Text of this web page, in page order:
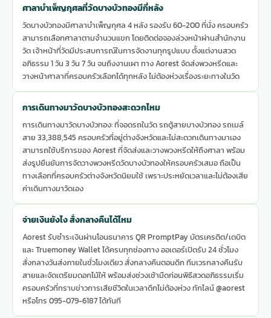
ศาลาบำเพ็ญกุศลที่วัดบางบัวทองมีกี่หลัง
วัดบางบัวทองมีศาลาบำเพ็ญกุศล 4 หลัง รองรับ 60-200 ที่นั่ง ครอบครัว
สามารถเลือกศาลาตามจำนวนแขก โดยติดต่อจองล่วงหน้าผ่านสำนักงาน
วัด เจ้าหน้าที่วัดมีประสบการณ์ในการจัดงานทุกรูปแบบ ตั้งแต่งานสวด
อภิธรรม 1 วัน 3 วัน 7 วัน จนถึงงานเผา ทาง Aorest จัดส่งพวงหรีดและ
วางหน้าศาลาที่ครอบครัวเลือกได้ทุกหลัง ไม่ต้องห่วงเรื่องระยะทางในวัด
การเดินทางมาวัดบางบัวทองสะดวกไหม
การเดินทางมาวัดบางบัวทอง: ที่จอดรถในวัด รถตู้สายบางบัวทอง รถเมล์
สาย 33,388,545 ครอบครัวที่อยู่ต่างจังหวัดและไม่สะดวกเดินทางมาเอง
สามารถใช้บริการของ Aorest ที่จัดส่งและวางพวงหรีดให้ถึงศาลา พร้อม
ส่งรูปยืนยันการจัดวางพวงหรีดวัดบางบัวทองให้ครอบครัวเสมอ ถือเป็น
ทางเลือกที่ครอบครัวต่างจังหวัดนิยมใช้ เพราะประหยัดเวลาและไม่ต้องเสีย
ค่าเดินทางมาวัดเอง
จ่ายเงินยังไง สั่งกลางคืนได้ไหม
Aorest รับชำระเงินผ่านโอนธนาคาร QR PromptPay บัตรเครดิต/เดบิต
และ Truemoney Wallet ได้ครบทุกช่องทาง ออเดอร์เปิดรับ 24 ชั่วโมง
สั่งกลางวันส่งภายในชั่วโมงเดียว สั่งกลางคืนตอนดึก ทีมเวรกลางคืนรับ
สายและจัดเตรียมดอกไม้ให้ พร้อมส่งช่วงเช้ามืดก่อนพิธีสวดอภิธรรมเริ่ม
ครอบครัวที่ทราบข่าวการเสียชีวิตในเวลาดึกไม่ต้องห่วง ทักไลน์ @aorest
หรือโทร 095-079-6187 ได้ทันที